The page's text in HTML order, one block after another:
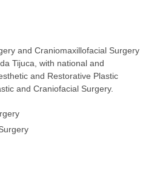
and Craniomaxillofacial Surgery
Tijuca, with national and
and Restorative Plastic
and Craniofacial Surgery.